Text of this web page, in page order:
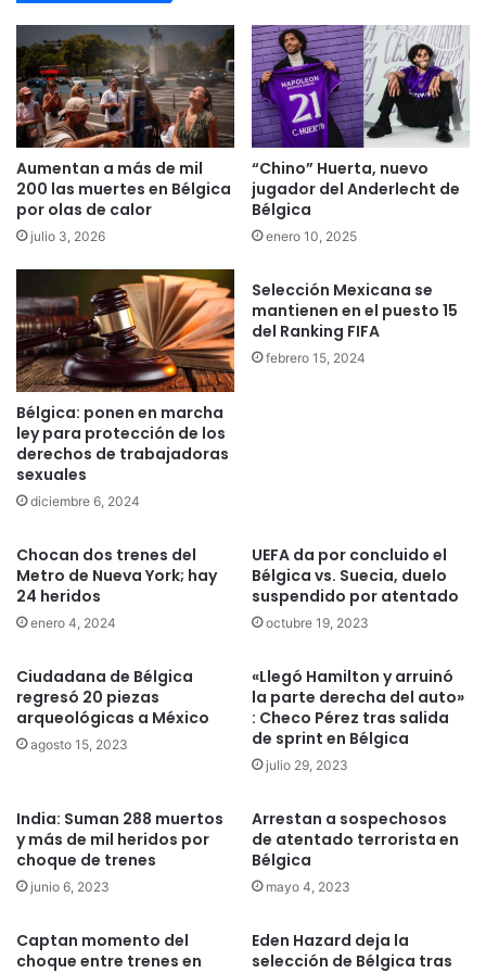
Aumentan a más de mil
200 las muertes en Bélgica
por olas de calor
julio 3, 2026
“Chino” Huerta, nuevo
jugador del Anderlecht de
Bélgica
enero 10, 2025
Bélgica: ponen en marcha
ley para protección de los
derechos de trabajadoras
sexuales
diciembre 6, 2024
Selección Mexicana se
mantienen en el puesto 15
del Ranking FIFA
febrero 15, 2024
Chocan dos trenes del
Metro de Nueva York; hay
24 heridos
enero 4, 2024
UEFA da por concluido el
Bélgica vs. Suecia, duelo
suspendido por atentado
octubre 19, 2023
Ciudadana de Bélgica
regresó 20 piezas
arqueológicas a México
agosto 15, 2023
«Llegó Hamilton y arruinó
la parte derecha del auto»
: Checo Pérez tras salida
de sprint en Bélgica
julio 29, 2023
India: Suman 288 muertos
y más de mil heridos por
choque de trenes
junio 6, 2023
Arrestan a sospechosos
de atentado terrorista en
Bélgica
mayo 4, 2023
Captan momento del
choque entre trenes en
Eden Hazard deja la
selección de Bélgica tras